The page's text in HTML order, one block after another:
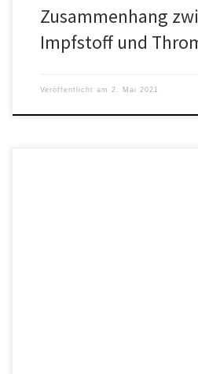
Zusammenhang
Impfstoff und
Veröffentlicht am 2. Mai 2021